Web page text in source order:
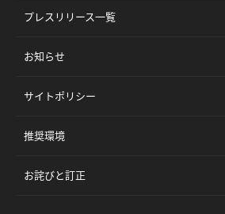
プレスリリース一覧
お知らせ
サイトポリシー
推奨環境
お詫びと訂正